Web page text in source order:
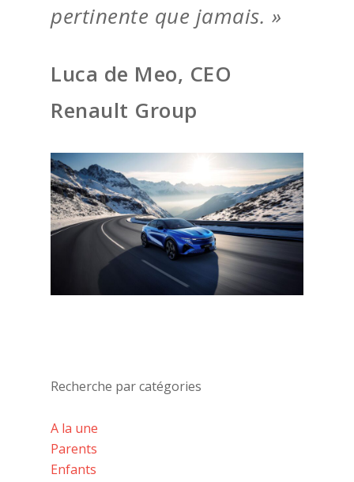
pertinente que jamais. »
Luca de Meo, CEO
Renault Group
Recherche par catégories
A la une
Parents
Enfants